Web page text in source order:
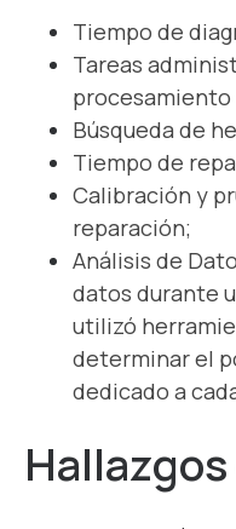
Tiempo de
Tareas
procesamiento
Búsqueda de
Tiempo de
Calibración y
reparación;
Análisis de
datos durante
utilizó
determinar el
dedicado a